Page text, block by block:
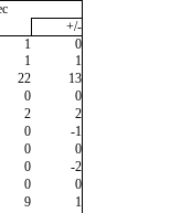
+/-
1
0
1
1
22
13
0
0
2
2
0
-1
0
0
0
-2
0
0
9
1